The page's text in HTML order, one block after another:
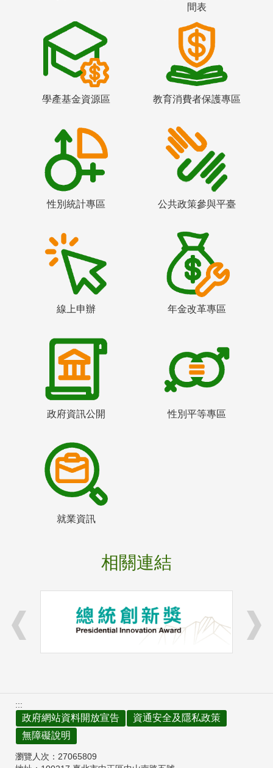
間表
學產基金資源區 教育消費者保護專區
性別統計專區 公共政策參與平臺
線上申辦 年金改革專區
政府資訊公開 性別平等專區
就業資訊
相關連結
:::
政府網站資料開放宣告
資通安全及隱私政策
無障礙說明
瀏覽人次： 27065809